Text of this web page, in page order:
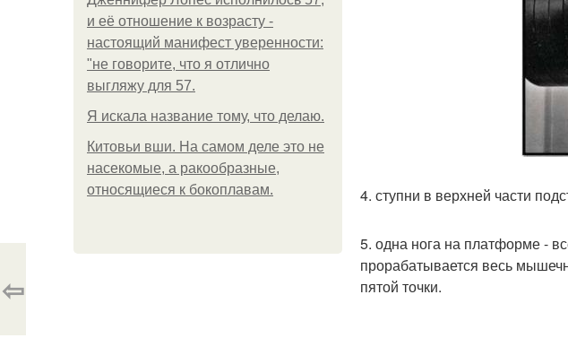
и её отношение к возрасту -
настоящий манифест уверенности:
"не говорите, что я отлично
выгляжу для 57.
Я искала название тому, что делаю.
Китовьи вши. На самом деле это не
насекомые, а ракообразные,
относящиеся к бокоплавам.
4. ступни в верхней части
5. одна нога на платформе -
прорабатывается весь
пятой точки.
⇦